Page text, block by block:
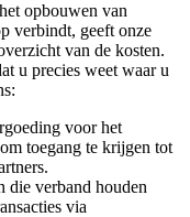
opbouwen van
verbindt, geeft onze
van de kosten.
u precies weet waar u
voor het
toegang te krijgen tot
die verband houden
via